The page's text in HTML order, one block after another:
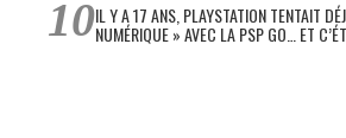
IL Y A 17 ANS, PLAYSTATION TENTAIT
NUMÉRIQUE » AVEC LA PSP GO… ET